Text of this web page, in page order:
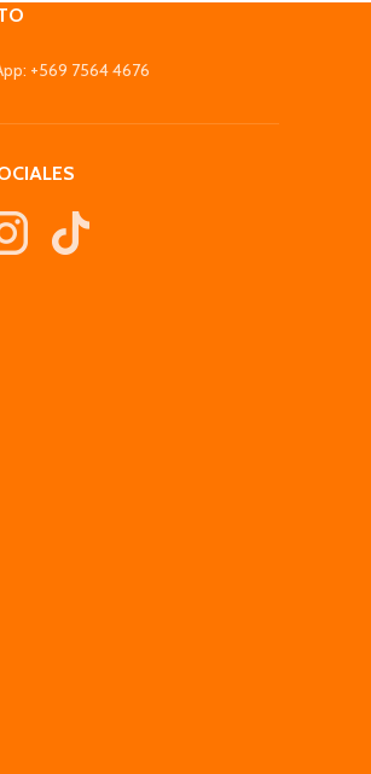
+569 7564 4676